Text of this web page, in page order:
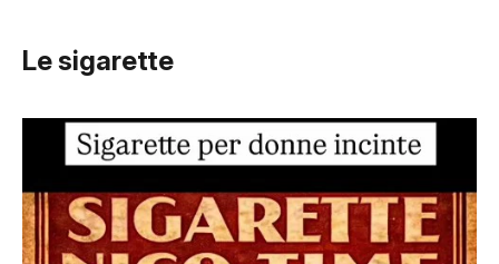
Le sigarette